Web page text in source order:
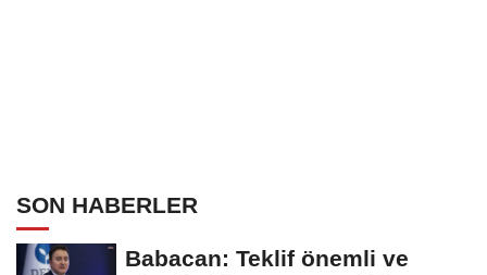
SON HABERLER
Babacan: Teklif önemli ve